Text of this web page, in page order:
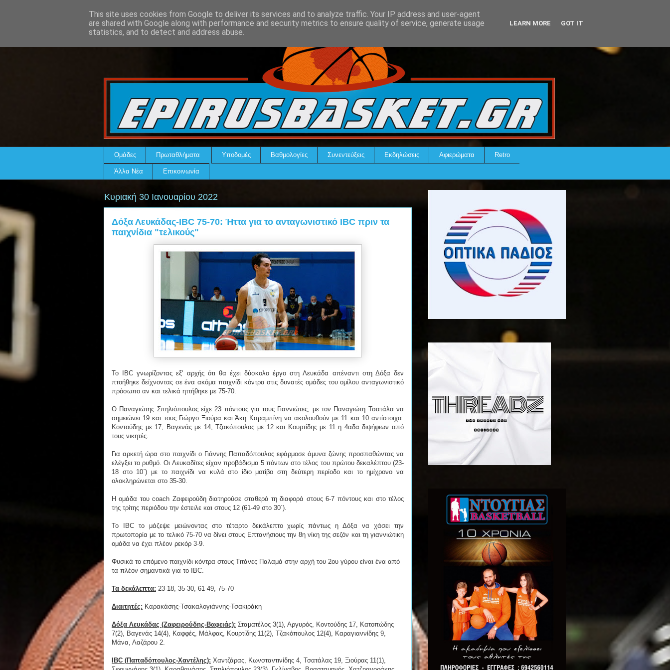
Ομάδες Πρωταθλήματα Υποδομές Βαθμολογίες Συνεντεύξεις Εκδηλώσεις Αφιερώματα Retro
Άλλα Νέα Επικοινωνία
Κυριακή 30 Ιανουαρίου 2022
Δόξα Λευκάδας-IBC 75-70: Ήττα για το ανταγωνιστικό IBC πριν τα
παιχνίδια "τελικούς"
Το IBC γνωρίζοντας εξ' αρχής ότι θα έχει δύσκολο έργο στη Λευκάδα απέναντι στη Δόξα δεν
πτοήθηκε δείχνοντας σε ένα ακόμα παιχνίδι κόντρα στις δυνατές ομάδες του ομίλου ανταγωνιστικό
πρόσωπο αν και τελικά ηττήθηκε με 75-70.
Ο Παναγιώτης Σπηλιόπουλος είχε 23 πόντους για τους Γιαννιώτες, με τον Παναγιώτη Τσατάλα να
σημειώνει 19 και τους Γιώργο Ξιούρα και Άκη Καραμπίνη να ακολουθούν με 11 και 10 αντίστοιχα.
Κοντούδης με 17, Βαγενάς με 14, Τζακόπουλος με 12 και Κουρτίδης με 11 η 4αδα διψήφιων από
τους νικητές.
Για αρκετή ώρα στο παιχνίδι ο Γιάννης Παπαδόπουλος εφάρμοσε άμυνα ζώνης προσπαθώντας να
ελέγξει το ρυθμό. Οι Λευκαδίτες είχαν προβάδισμα 5 πόντων στο τέλος του πρώτου δεκαλέπτου (23-
18 στο 10΄) με το παιχνίδι να κυλά στο ίδιο μοτίβο στη δεύτερη περίοδο και το ημίχρονο να
ολοκληρώνεται στο 35-30.
Η ομάδα του coach Ζαφειρούδη διατηρούσε σταθερά τη διαφορά στους 6-7 πόντους και στο τέλος
της τρίτης περιόδου την έστειλε και στους 12 (61-49 στο 30΄).
Το IBC το μάζεψε μειώνοντας στο τέταρτο δεκάλεπτο χωρίς πάντως η Δόξα να χάσει την
πρωτοπορία με το τελικό 75-70 να δίνει στους Επτανήσιους την 8η νίκη της σεζόν και τη γιαννιώτικη
ομάδα να έχει πλέον ρεκόρ 3-9.
Φυσικά το επόμενο παιχνίδι κόντρα στους Τιτάνες Παλαμά στην αρχή του 2ου γύρου είναι ένα από
τα πλέον σημαντικά για το IBC.
Τα δεκάλεπτα: 23-18, 35-30, 61-49, 75-70
Διαιτητές: Καρακάσης-Τσακαλογιάννης-Τσακιράκη
Δόξα Λευκάδας (Ζαφειρούδης-Βαφειάς): Σταματέλος 3(1), Αργυρός, Κοντούδης 17, Κατοπώδης
7(2), Βαγενάς 14(4), Καφφές, Μάλφας, Κουρτίδης 11(2), Τζακόπουλος 12(4), Καραγιαννίδης 9,
Μάνα, Λαζάρου 2.
IBC (Παπαδόπουλος-Χαντέλης): Χαντζάρας, Κωνσταντινίδης 4, Τσατάλας 19, Ξιούρας 11(1),
This site uses cookies from Google to deliver its services and to analyze traffic. Your IP address and user-agent
are shared with Google along with performance and security metrics to ensure quality of service, generate usage
statistics, and to detect and address abuse.
LEARN MORE GOT IT